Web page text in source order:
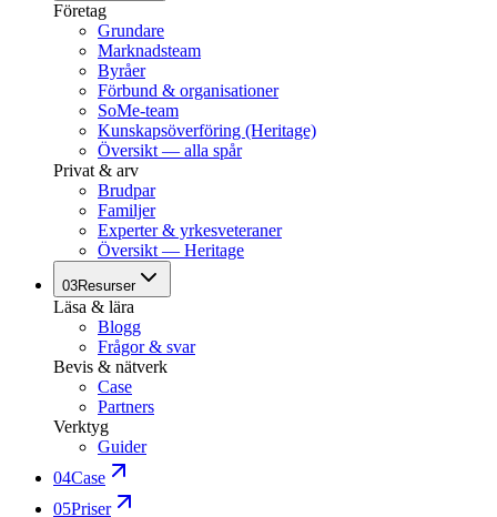
Företag
Grundare
Marknadsteam
Byråer
Förbund & organisationer
SoMe-team
Kunskapsöverföring (Heritage)
Översikt — alla spår
Privat & arv
Brudpar
Familjer
Experter & yrkesveteraner
Översikt — Heritage
03Resurser
Läsa & lära
Blogg
Frågor & svar
Bevis & nätverk
Case
Partners
Verktyg
Guider
04Case
05Priser